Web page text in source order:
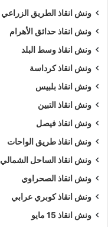
ونش انقاذ الطريق الزراعي
ونش انقاذ حدائق الأهرام
ونش انقاذ وسط البلد
ونش انقاذ كرداسة
ونش انقاذ بلبيس
ونش انقاذ التبين
ونش انقاذ فيصل
ونش انقاذ طريق الواحات
ونش انقاذ الساحل الشمالي
ونش انقاذ الصحراوي
ونش انقاذ كوبري عرابي
ونش انقاذ 15 مايو